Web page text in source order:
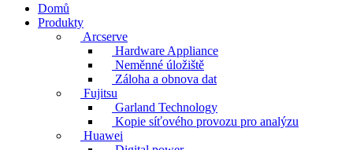
Domů
Produkty
Arcserve
Hardware Appliance
Neměnné úložiště
Záloha a obnova dat
Fujitsu
Garland Technology
Kopie síťového provozu pro analýzu
Huawei